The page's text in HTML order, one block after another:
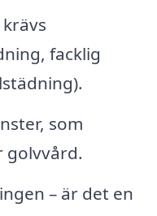
facklig
som
golvvård.
– är det en